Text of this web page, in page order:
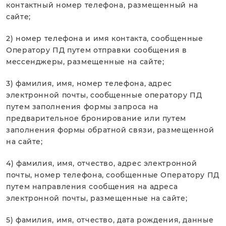
контактный номер телефона, размещенный на
сайте;
2) номер телефона и имя контакта, сообщенные
Оператору ПД путем отправки сообщения в
мессенджеры, размещенные на сайте;
3) фамилия, имя, номер телефона, адрес
электронной почты, сообщенные оператору ПД
путем заполнения формы запроса на
предварительное бронирование или путем
заполнения формы обратной связи, размещенной
на сайте;
4) фамилия, имя, отчество, адрес электронной
почты, номер телефона, сообщенные Оператору ПД
путем направления сообщения на адреса
электронной почты, размещенные на сайте;
5) фамилия, имя, отчество, дата рождения, данные